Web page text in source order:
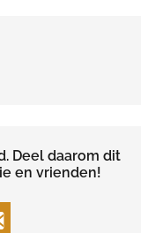
Deel daarom dit
en vrienden!